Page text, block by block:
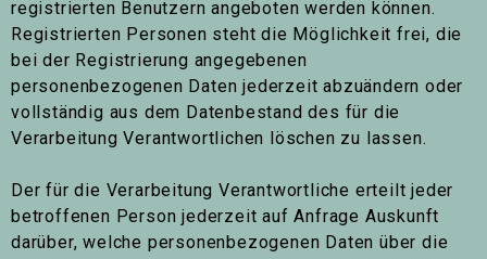
registrierten Benutzern angeboten werden können.
Registrierten Personen steht die Möglichkeit frei, die
bei der Registrierung angegebenen
personenbezogenen Daten jederzeit abzuändern oder
vollständig aus dem Datenbestand des für die
Verarbeitung Verantwortlichen löschen zu lassen.
Der für die Verarbeitung Verantwortliche erteilt jeder
betroffenen Person jederzeit auf Anfrage Auskunft
darüber, welche personenbezogenen Daten über die